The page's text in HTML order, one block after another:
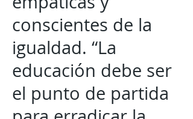
conscientes de la
igualdad. “La
educación debe ser
el punto de partida